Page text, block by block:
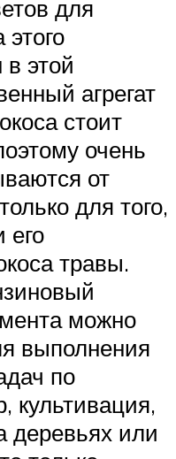
для
этой
агрегат
стоит
очень
от
для того,
его
травы.
можно
выполнения
по
культивация,
деревьях или